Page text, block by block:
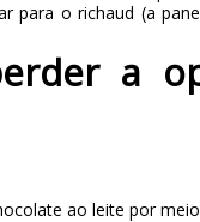
para o richaud (a
a
ao leite por